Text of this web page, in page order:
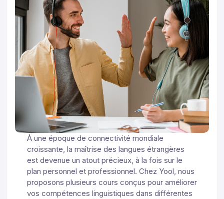
À une époque de connectivité mondiale
croissante, la maîtrise des langues étrangères
est devenue un atout précieux, à la fois sur le
plan personnel et professionnel. Chez Yool, nous
proposons plusieurs cours conçus pour améliorer
vos compétences linguistiques dans différentes